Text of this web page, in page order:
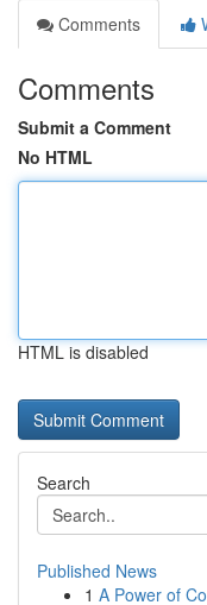
Comments
Comments
Submit a Comment
No HTML
HTML is disabled
Search
Published News
1 A Power of